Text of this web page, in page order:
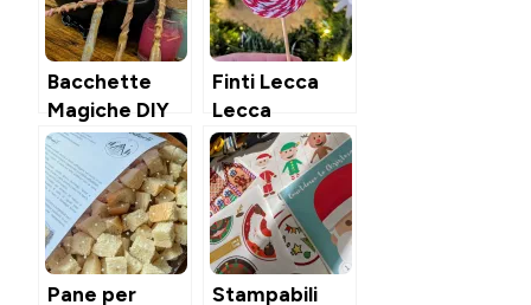
Bacchette
Magiche DIY
Finti Lecca
Lecca
Candycane
con materiali
riciclati
Pane per Stampabili